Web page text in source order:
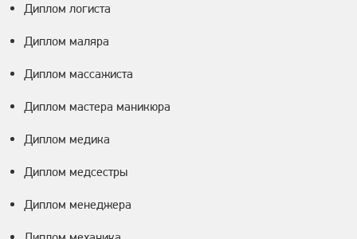
Диплом логиста
Диплом маляра
Диплом массажиста
Диплом мастера маникюра
Диплом медика
Диплом медсестры
Диплом менеджера